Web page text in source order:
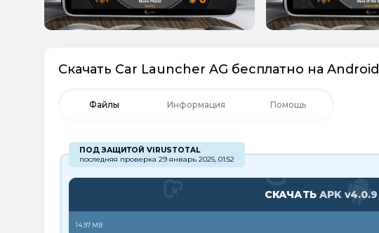
Скачать ​Car Launcher AG бесплатно на Android
Файлы Информация Помощь
ПОД ЗАЩИТОЙ VIRUSTOTAL
последняя проверка 29 январь 2025, 01:52
СКАЧАТЬ APK v4.0.9
14.97 MB